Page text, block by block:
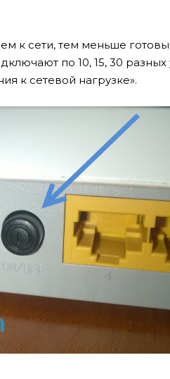
к сети, тем меньше
по 10, 15, 30 разных
к сетевой нагрузке».